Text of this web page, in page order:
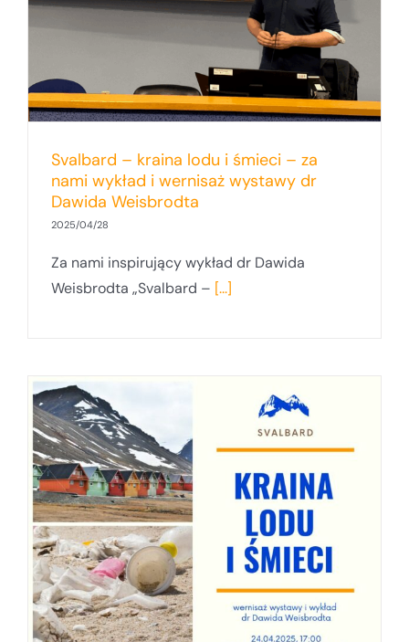
Svalbard – kraina lodu i śmieci – za
nami wykład i wernisaż wystawy dr
Dawida Weisbrodta
2025/04/28
Za nami inspirujący wykład dr Dawida
Weisbrodta „Svalbard – [...]